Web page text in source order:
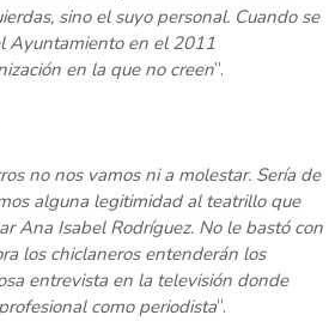
sino el suyo personal. Cuando se
Ayuntamiento en el 2011
en la que no creen”.
no nos vamos ni a molestar. Sería de
alguna legitimidad al teatrillo que
Ana Isabel Rodríguez. No le bastó con
los chiclaneros entenderán los
entrevista en la televisión donde
como periodista”.